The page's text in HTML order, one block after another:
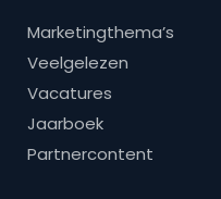
Marketingthema’s
Veelgelezen
Vacatures
Jaarboek
Partnercontent